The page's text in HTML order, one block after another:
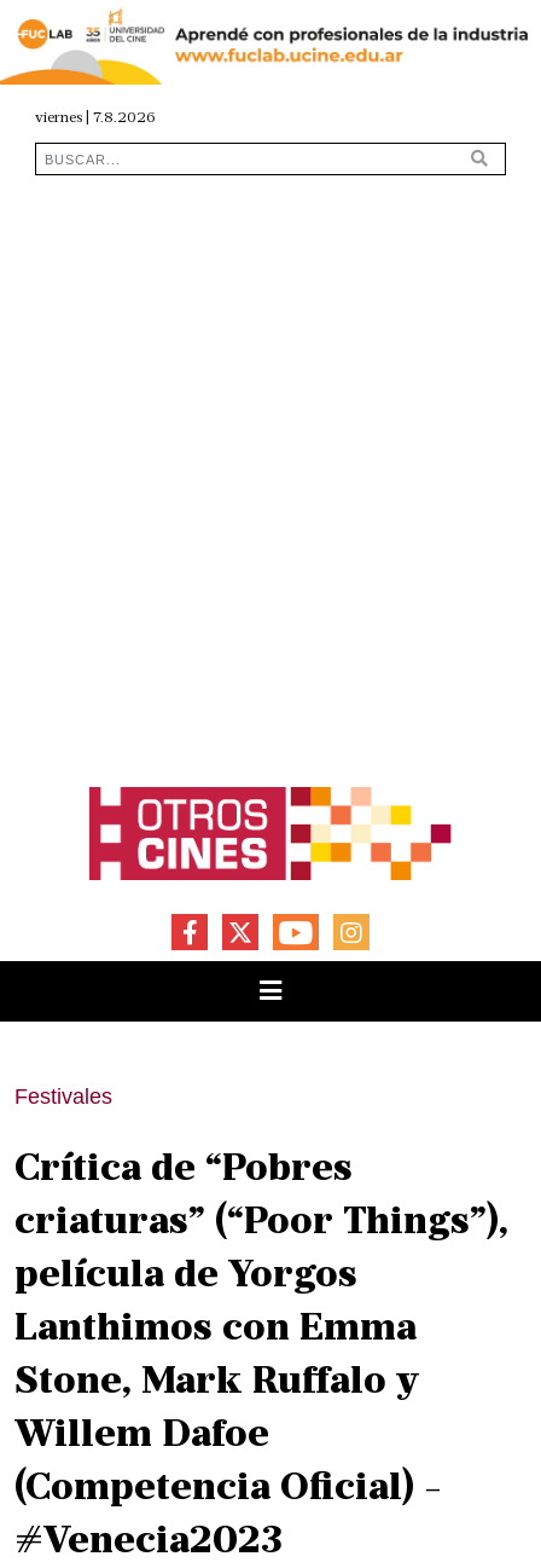
viernes | 7.8.2026
FACEBOOKYOUTUBEINSTAGRAM
Festivales
Crítica de “Pobres
criaturas” (“Poor Things”),
película de Yorgos
Lanthimos con Emma
Stone, Mark Ruffalo y
Willem Dafoe
(Competencia Oficial) -
#Venecia2023